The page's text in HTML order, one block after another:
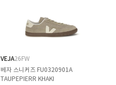
VEJA26FW
베자 스니커즈 FU0320901A
TAUPEPIERR KHAKI